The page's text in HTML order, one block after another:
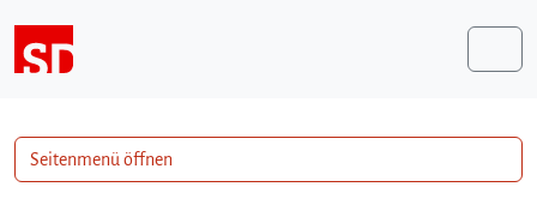
Seitenmenü öffnen